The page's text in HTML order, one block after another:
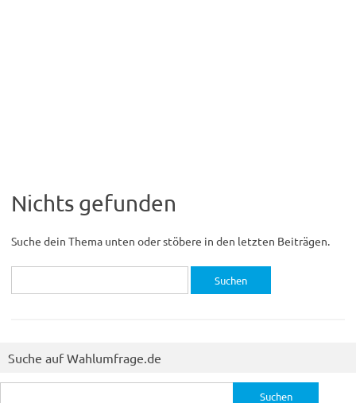
Nichts gefunden
Suche dein Thema unten oder stöbere in den letzten Beiträgen.
nach:
Suche auf Wahlumfrage.de